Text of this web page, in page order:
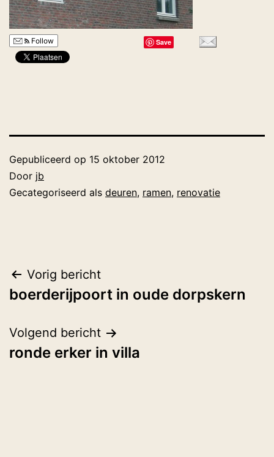
Follow Save
Gepubliceerd op 15 oktober 2012
Door jb
Gecategoriseerd als deuren, ramen, renovatie
Bericht
navigatie
Vorig bericht
boerderijpoort in oude dorpskern
Volgend bericht
ronde erker in villa